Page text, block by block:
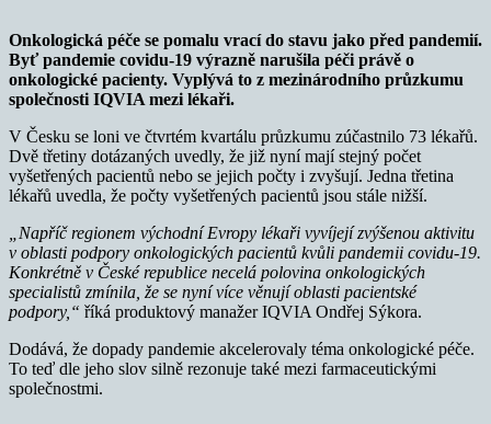
Onkologická péče se pomalu vrací do stavu jako před pandemií.
Byť pandemie covidu-19 výrazně narušila péči právě o
onkologické pacienty. Vyplývá to z mezinárodního průzkumu
společnosti IQVIA mezi lékaři.
V Česku se loni ve čtvrtém kvartálu průzkumu zúčastnilo 73 lékařů.
Dvě třetiny dotázaných uvedly, že již nyní mají stejný počet
vyšetřených pacientů nebo se jejich počty i zvyšují. Jedna třetina
lékařů uvedla, že počty vyšetřených pacientů jsou stále nižší.
„Napříč regionem východní Evropy lékaři vyvíjejí zvýšenou aktivitu
v oblasti podpory onkologických pacientů kvůli pandemii covidu-19.
Konkrétně v České republice necelá polovina onkologických
specialistů zmínila, že se nyní více věnují oblasti pacientské
podpory,“ říká produktový manažer IQVIA Ondřej Sýkora.
Dodává, že dopady pandemie akcelerovaly téma onkologické péče.
To teď dle jeho slov silně rezonuje také mezi farmaceutickými
společnostmi.